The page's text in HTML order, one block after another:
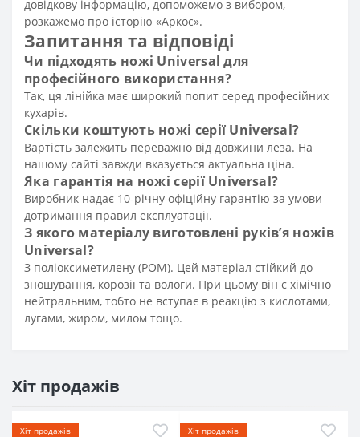
довідкову інформацію, допоможемо з вибором,
розкажемо про історію «Аркос».
Запитання та відповіді
Чи підходять ножі Universal для
професійного використання?
Так, ця лінійка має широкий попит серед професійних
кухарів.
Скільки коштують ножі серії Universal?
Вартість залежить переважно від довжини леза. На
нашому сайті завжди вказується актуальна ціна.
Яка гарантія на ножі серії Universal?
Виробник надає 10-річну офіційну гарантію за умови
дотримання правил експлуатації.
З якого матеріалу виготовлені руків’я ножів
Universal?
З поліоксиметилену (POM). Цей матеріал стійкий до
зношування, корозії та вологи. При цьому він є хімічно
нейтральним, тобто не вступає в реакцію з кислотами,
лугами, жиром, милом тощо.
Хіт продажів
Хіт продажів Хіт продажів